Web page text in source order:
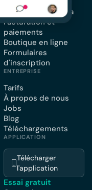
Planning et agenda
Facturation et
paiements
Boutique en ligne
Formulaires
d'inscription
ENTREPRISE
Tarifs
À propos de nous
Jobs
Blog
Téléchargements
APPLICATION
Télécharger
l'application
Essai gratuit